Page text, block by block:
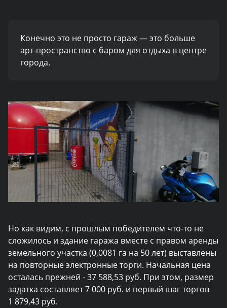
Конечно это не просто гараж — это больше
арт-пространство с баром для отдыха в центре
города.
Но как видим, с прошлым победителем что-то не
сложилось и здание гаража вместе с правом аренды
земельного участка (0,0081 га на 50 лет) выставлены
на повторные электронные торги. Начальная цена
осталась прежней - 37 588,53 руб. При этом, размер
задатка составляет 7 000 руб. и первый шаг торгов
1 879,43 руб.